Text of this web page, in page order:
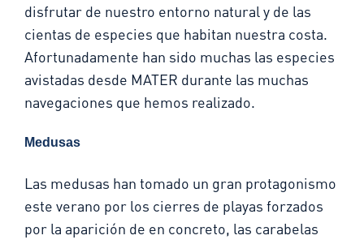
disfrutar de nuestro entorno natural y de las
cientas de especies que habitan nuestra costa.
Afortunadamente han sido muchas las especies
avistadas desde MATER durante las muchas
navegaciones que hemos realizado.
Medusas
Las medusas han tomado un gran protagonismo
este verano por los cierres de playas forzados
por la aparición de en concreto, las carabelas